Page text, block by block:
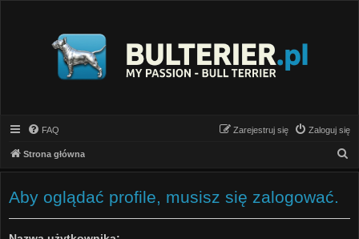
FAQ Zaloguj się
Zarejestruj się
Strona główna
z
Aby oglądać profile, musisz się zalogować.